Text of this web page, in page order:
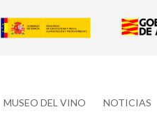
MUSEO DEL VINO NOTICIAS